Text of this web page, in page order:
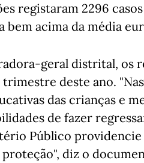
registaram 2296
bem acima da média
geral distrital, os
deste ano.
das crianças e
de fazer
Público providencie
diz o